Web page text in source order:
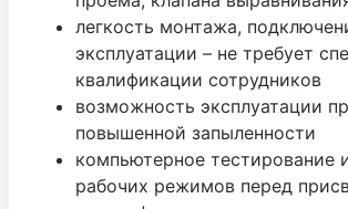
легкость монтажа,
эксплуатации – не требует
квалификации сотрудников
возможность эксплуатации
повышенной запыленности
компьютерное тестирование
рабочих режимов перед